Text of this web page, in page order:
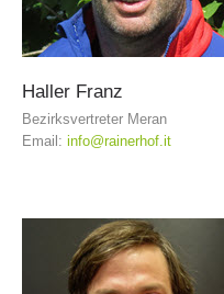
Haller Franz
Bezirksvertreter Meran
Email: info@rainerhof.it